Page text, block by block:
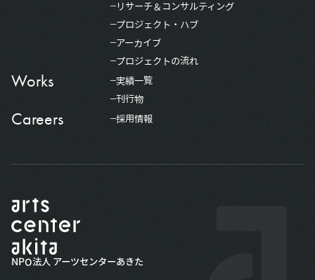
リサーチ＆コンサルティング
プロジェクト・ハブ
アーカイブ
プロジェクトの流れ
Works
実績一覧
刊行物
Careers 採用情報
NPO法人 アーツセンターあきた